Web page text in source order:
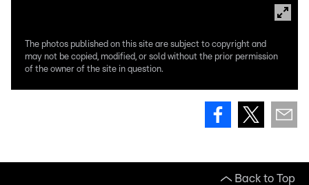
The photos published on this site are subject to copyright and
may not be copied, modified, or sold without the prior permission
of the owner of the site in question.
Back to Top